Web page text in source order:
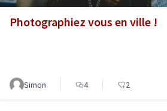
Photographiez vous en ville !
Simon 4 2